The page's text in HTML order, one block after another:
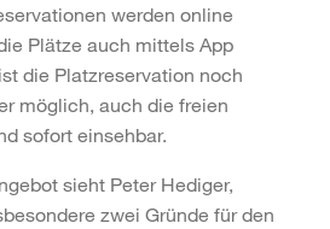
werden online
Plätze auch mittels App
die Platzreservation noch
möglich, auch die freien
sofort einsehbar.
sieht Peter Hediger,
zwei Gründe für den